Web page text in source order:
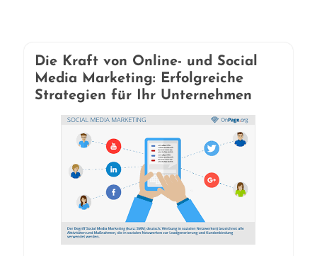
Die Kraft von Online- und Social
Media Marketing: Erfolgreiche
Strategien für Ihr Unternehmen